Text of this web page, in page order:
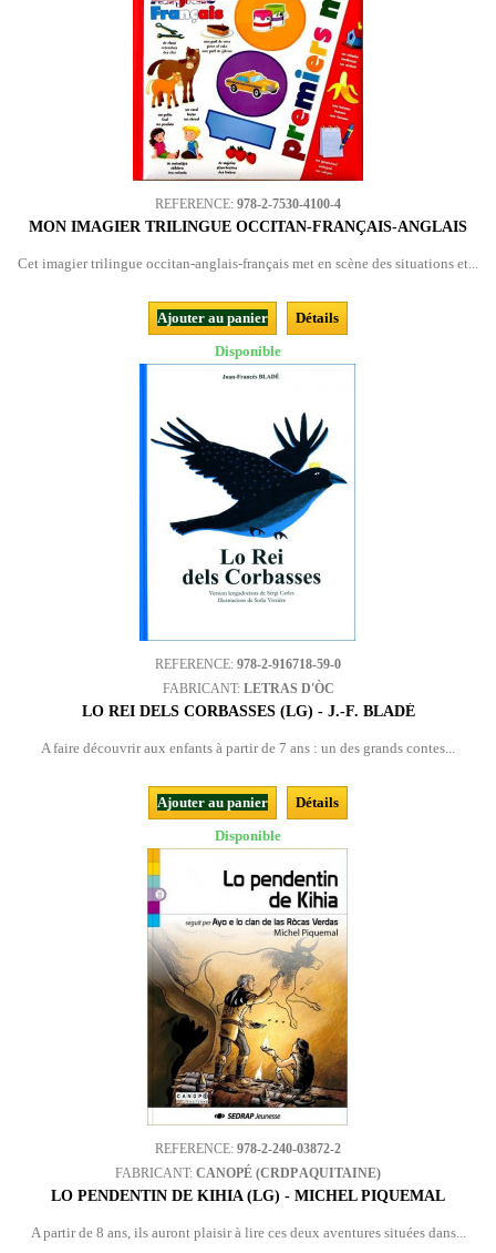
REFERENCE: 978-2-7530-4100-4
MON IMAGIER TRILINGUE OCCITAN-FRANÇAIS-ANGLAIS
Cet imagier trilingue occitan-anglais-français met en scène des situations et...
Ajouter au panier
Détails
Disponible
REFERENCE: 978-2-916718-59-0
FABRICANT: LETRAS D'ÒC
LO REI DELS CORBASSES (LG) - J.-F. BLADÉ
A faire découvrir aux enfants à partir de 7 ans : un des grands contes...
Ajouter au panier
Détails
Disponible
REFERENCE: 978-2-240-03872-2
FABRICANT: CANOPÉ (CRDP AQUITAINE)
LO PENDENTIN DE KIHIA (LG) - MICHEL PIQUEMAL
A partir de 8 ans, ils auront plaisir à lire ces deux aventures situées dans...